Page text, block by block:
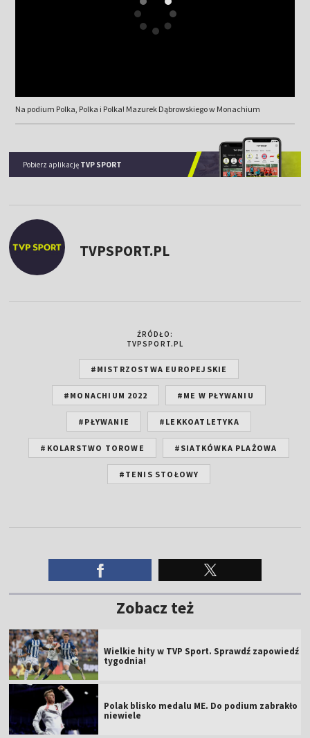
Na podium Polka, Polka i Polka! Mazurek Dąbrowskiego w Monachium
Pobierz aplikację TVP SPORT
TVPSPORT.PL
ŹRÓDŁO:
TVPSPORT.PL
#MISTRZOSTWA EUROPEJSKIE
#MONACHIUM 2022 #ME W PŁYWANIU
#PŁYWANIE #LEKKOATLETYKA
#KOLARSTWO TOROWE #SIATKÓWKA PLAŻOWA
#TENIS STOŁOWY
Zobacz też
Wielkie hity w TVP Sport. Sprawdź zapowiedź
tygodnia!
Polak blisko medalu ME. Do podium zabrakło
niewiele